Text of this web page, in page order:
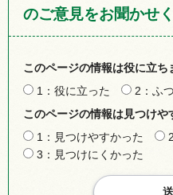
のご意見をお聞かせ
このページの情報は役に立ち
1：役に立った
2：ふ
このページの情報は見つけや
1：見つけやすかった
3：見つけにくかった